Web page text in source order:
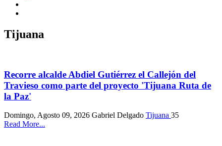
Tijuana
Recorre alcalde Abdiel Gutiérrez el Callejón del
Travieso como parte del proyecto 'Tijuana Ruta de
la Paz'
Domingo, Agosto 09, 2026 Gabriel Delgado Tijuana 35
Read More...